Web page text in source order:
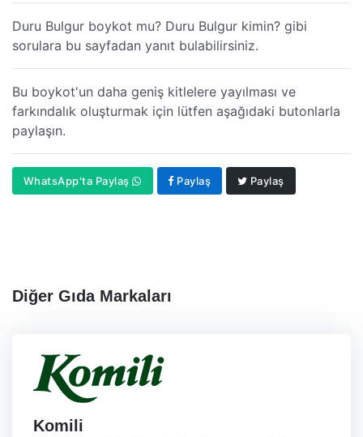
Duru Bulgur boykot mu? Duru Bulgur kimin? gibi
sorulara bu sayfadan yanıt bulabilirsiniz.
Bu boykot'un daha geniş kitlelere yayılması ve
farkındalık oluşturmak için lütfen aşağıdaki butonlarla
paylaşın.
WhatsApp'ta Paylaş Paylaş Paylaş
Diğer Gıda Markaları
Komili